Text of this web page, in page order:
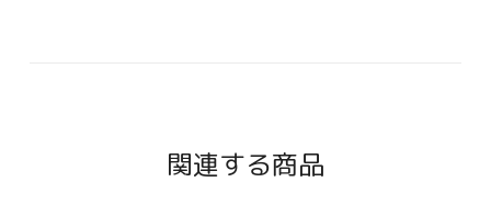
関連する商品